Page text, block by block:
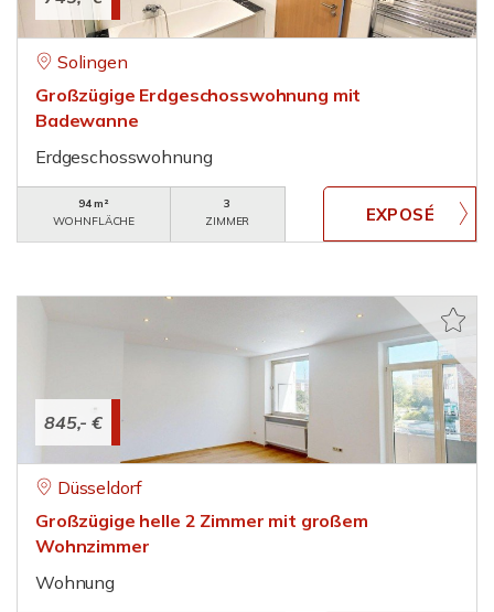
Solingen
Großzügige Erdgeschosswohnung mit
Badewanne
Erdgeschosswohnung
94 m²
WOHNFLÄCHE
3
ZIMMER
845,- €
Düsseldorf
Großzügige helle 2 Zimmer mit großem
Wohnzimmer
Wohnung